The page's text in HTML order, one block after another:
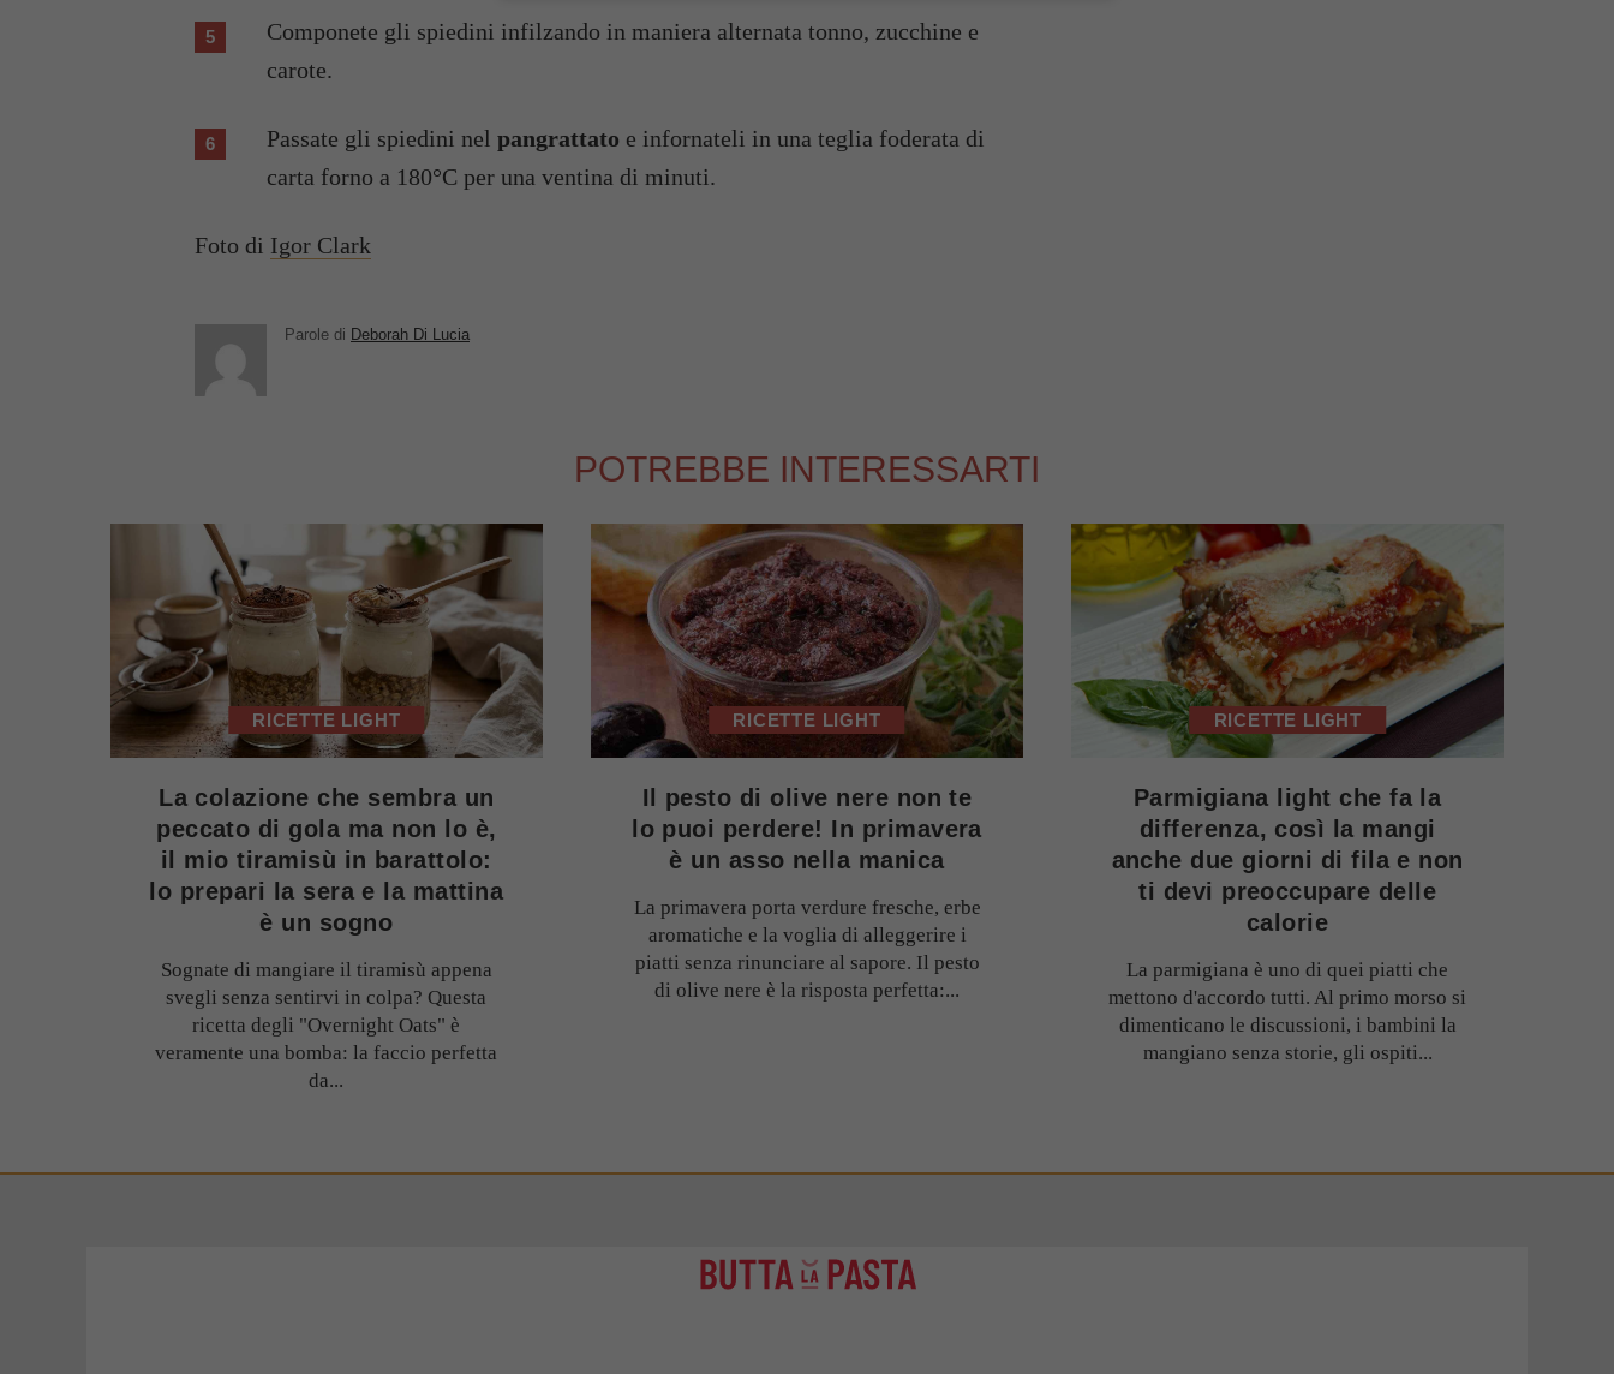
Componete gli spiedini infilzando in maniera alternata tonno, zucchine e
carote.
Passate gli spiedini nel pangrattato e infornateli in una teglia foderata di
carta forno a 180°C per una ventina di minuti.
Foto di Igor Clark
Parole di Deborah Di Lucia
POTREBBE INTERESSARTI
RICETTE LIGHT
La colazione che sembra un
peccato di gola ma non lo è,
il mio tiramisù in barattolo:
lo prepari la sera e la mattina
è un sogno
Sognate di mangiare il tiramisù appena
svegli senza sentirvi in colpa? Questa
ricetta degli "Overnight Oats" è
veramente una bomba: la faccio perfetta
da...
RICETTE LIGHT
Il pesto di olive nere non te
lo puoi perdere! In primavera
è un asso nella manica
La primavera porta verdure fresche, erbe
aromatiche e la voglia di alleggerire i
piatti senza rinunciare al sapore. Il pesto
di olive nere è la risposta perfetta:...
RICETTE LIGHT
Parmigiana light che fa la
differenza, così la mangi
anche due giorni di fila e non
ti devi preoccupare delle
calorie
La parmigiana è uno di quei piatti che
mettono d'accordo tutti. Al primo morso si
dimenticano le discussioni, i bambini la
mangiano senza storie, gli ospiti...